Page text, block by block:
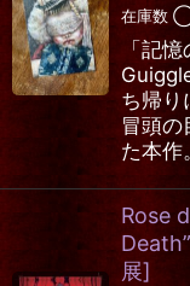
在庫数
「記
ち帰り
冒頭の
た本
Rose
展]